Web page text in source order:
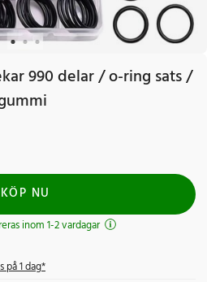
990 delar / o-ring sats /
KÖP NU
inom 1-2 vardagar
på 1 dag*